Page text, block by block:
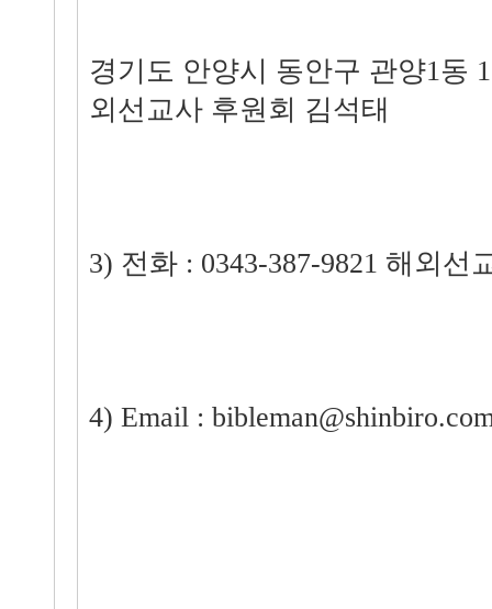
경기도 안양시 동안구 관양1동
외선교사 후원회 김석태
3) 전화 : 0343-387-9821 해외선
4) Email :